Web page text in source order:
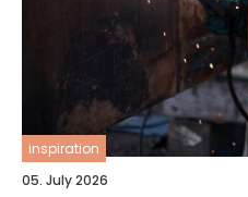
inspiration
05. July 2026